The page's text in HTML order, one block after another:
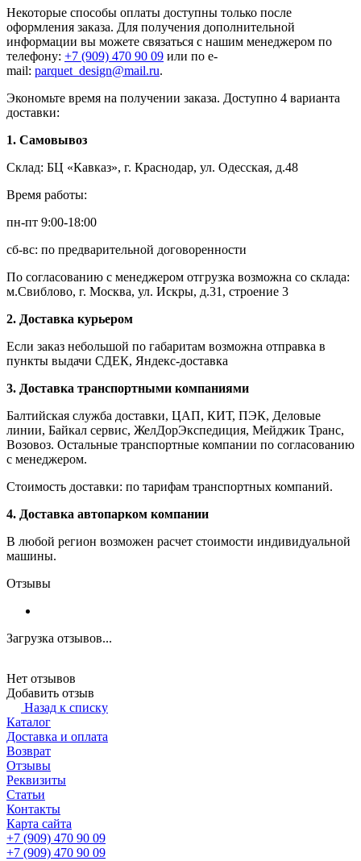
Некоторые способы оплаты доступны только после
оформления заказа. Для получения дополнительной
информации вы можете связаться с нашим менеджером по
телефону: +7 (909) 470 90 09 или по e-
mail: parquet_design@mail.ru.
Экономьте время на получении заказа. Доступно 4 варианта
доставки:
1. Самовывоз
Склад: БЦ «Кавказ», г. Краснодар, ул. Одесская, д.48
Время работы:
пн-пт 9:00-18:00
сб-вс: по предварительной договоренности
По согласованию с менеджером отгрузка возможна со склада:
м.Свиблово, г. Москва, ул. Искры, д.31, строение 3
2. Доставка курьером
Если заказ небольшой по габаритам возможна отправка в
пункты выдачи СДЕК, Яндекс-доставка
3. Доставка транспортными компаниями
Балтийская служба доставки, ЦАП, КИТ, ПЭК, Деловые
линии, Байкал сервис, ЖелДорЭкспедиция, Мейджик Транс,
Возовоз. Остальные транспортные компании по согласованию
с менеджером.
Стоимость доставки: по тарифам транспортных компаний.
4. Доставка автопарком компании
В любой регион возможен расчет стоимости индивидуальной
машины.
Отзывы
Загрузка отзывов...
Нет отзывов
Добавить отзыв
Назад к списку
Каталог
Доставка и оплата
Возврат
Отзывы
Реквизиты
Статьи
Контакты
Карта сайта
+7 (909) 470 90 09
+7 (909) 470 90 09